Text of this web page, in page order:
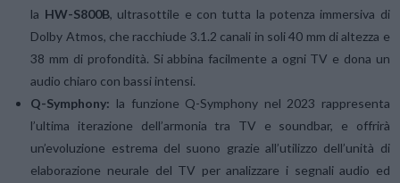
la HW-S800B, ultrasottile e con tutta la potenza immersiva di
Dolby Atmos, che racchiude 3.1.2 canali in soli 40 mm di altezza e
38 mm di profondità. Si abbina facilmente a ogni TV e dona un
audio chiaro con bassi intensi.
Q-Symphony: la funzione Q-Symphony nel 2023 rappresenta
l’ultima iterazione dell’armonia tra TV e soundbar, e offrirà
un’evoluzione estrema del suono grazie all’utilizzo dell’unità di
elaborazione neurale del TV per analizzare i segnali audio ed